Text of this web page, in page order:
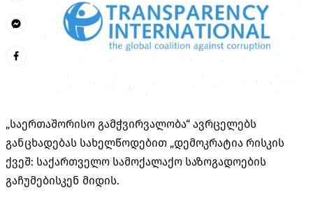
„საერთაშორისო გამჭვირვალობა“ ავრცელებს
განცხადებას სახელწოდებით „დემოკრატია რისკის
ქვეშ: საქართველო სამოქალაქო საზოგადოების
გაჩუმებისკენ მიდის.